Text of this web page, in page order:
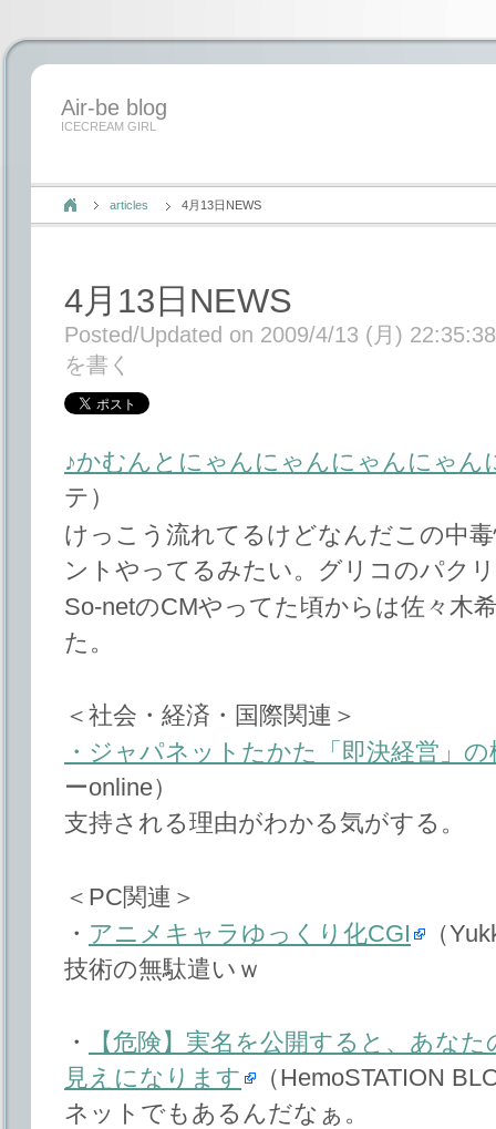
Air-be blog
ICECREAM GIRL
articles 4月13日NEWS
4月13日NEWS
Posted/Updated on 2009/4/13 (月) 22:35:38
を書く
♪かむんとにゃんにゃんにゃんにゃん
テ）
けっこう流れてるけどなんだこの中
ントやってるみたい。グリコのパク
So-netのCMやってた頃からは佐々木
た。
＜社会・経済・国際関連＞
・ジャパネットたかた「即決経営」の
ーonline）
支持される理由がわかる気がする。
＜PC関連＞
・ アニメキャラゆっくり化CGI
（
技術の無駄遣いｗ
・
【危険】実名を公開すると、あな
見えになります
（HemoSTATION
ネットでもあるんだなぁ。